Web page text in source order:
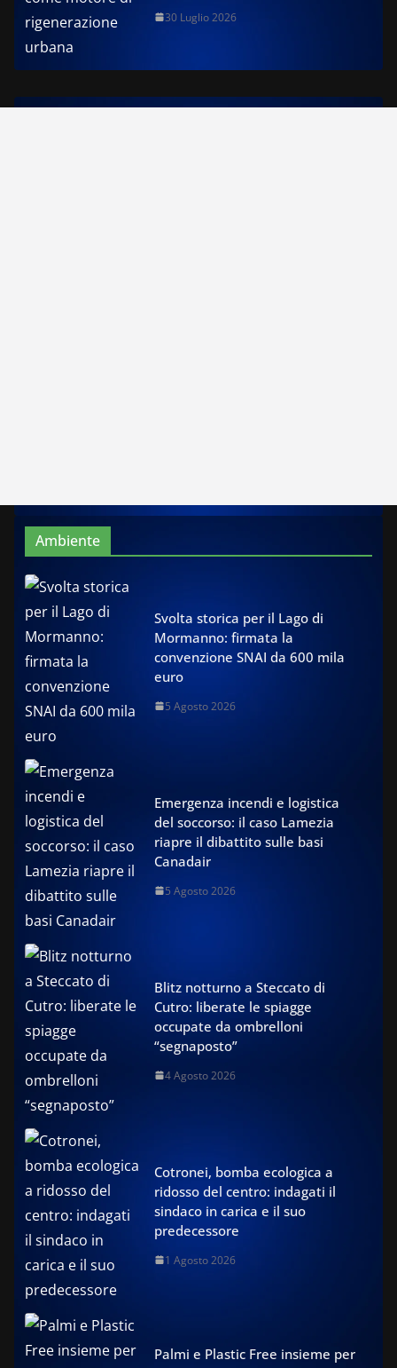
30 Luglio 2026
Ambiente
Svolta storica per il Lago di
Mormanno: firmata la
convenzione SNAI da 600 mila
euro
5 Agosto 2026
Emergenza incendi e logistica
del soccorso: il caso Lamezia
riapre il dibattito sulle basi
Canadair
5 Agosto 2026
Blitz notturno a Steccato di
Cutro: liberate le spiagge
occupate da ombrelloni
“segnaposto”
4 Agosto 2026
Cotronei, bomba ecologica a
ridosso del centro: indagati il
sindaco in carica e il suo
predecessore
1 Agosto 2026
Palmi e Plastic Free insieme per